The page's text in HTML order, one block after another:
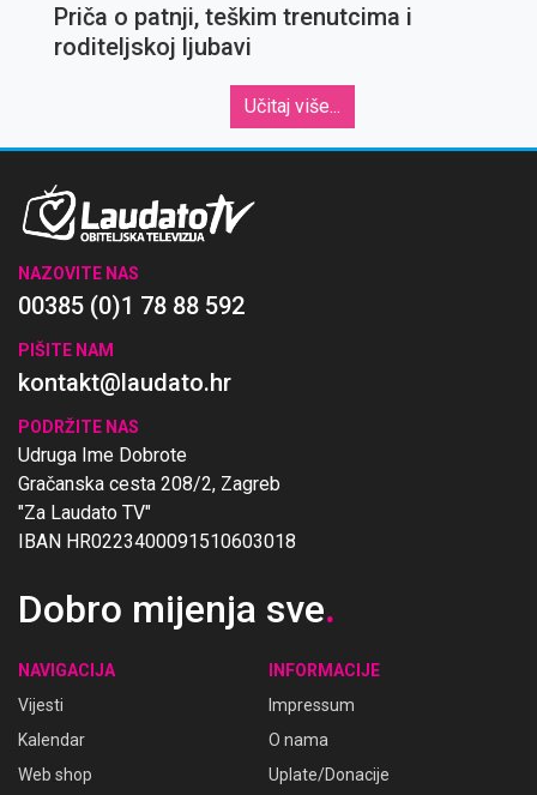
Priča o patnji, teškim trenutcima i
roditeljskoj ljubavi
Učitaj više...
NAZOVITE NAS
00385 (0)1 78 88 592
PIŠITE NAM
kontakt@laudato.hr
PODRŽITE NAS
Udruga Ime Dobrote
Gračanska cesta 208/2, Zagreb
"Za Laudato TV"
IBAN HR0223400091510603018
Dobro mijenja sve.
NAVIGACIJA
Vijesti
Kalendar
Web shop
INFORMACIJE
Impressum
O nama
Uplate/Donacije